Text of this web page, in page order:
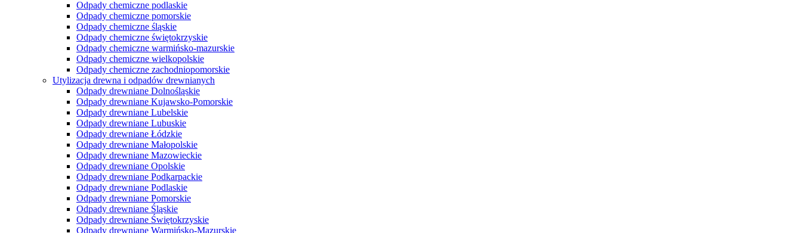
Odpady chemiczne podlaskie
Odpady chemiczne pomorskie
Odpady chemiczne śląskie
Odpady chemiczne świętokrzyskie
Odpady chemiczne warmińsko-mazurskie
Odpady chemiczne wielkopolskie
Odpady chemiczne zachodniopomorskie
Utylizacja drewna i odpadów drewnianych
Odpady drewniane Dolnośląskie
Odpady drewniane Kujawsko-Pomorskie
Odpady drewniane Lubelskie
Odpady drewniane Lubuskie
Odpady drewniane Łódzkie
Odpady drewniane Małopolskie
Odpady drewniane Mazowieckie
Odpady drewniane Opolskie
Odpady drewniane Podkarpackie
Odpady drewniane Podlaskie
Odpady drewniane Pomorskie
Odpady drewniane Śląskie
Odpady drewniane Świętokrzyskie
Odpady drewniane Warmińsko-Mazurskie